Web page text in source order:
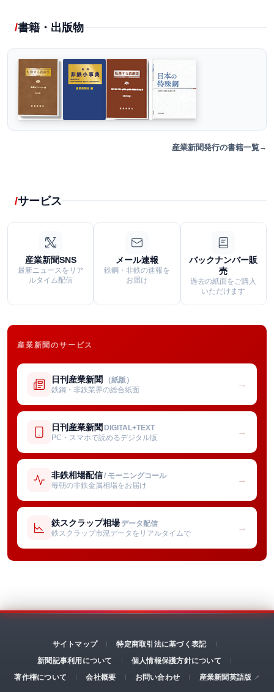
書籍・出版物
産業新聞発行の書籍一覧
サービス
産業新聞SNS
最新ニュースをリア
ルタイム配信
メール速報
鉄鋼・非鉄の速報を
お届け
バックナンバー販
売
過去の紙面をご購入
いただけます
産業新聞のサービス
日刊産業新聞 （紙版）
鉄鋼・非鉄業界の総合紙面
→
日刊産業新聞 DIGITAL+TEXT
PC・スマホで読めるデジタル版
→
非鉄相場配信/ モーニングコール
毎朝の非鉄金属相場をお届け
→
鉄スクラップ相場 データ配信
鉄スクラップ市況データをリアルタイムで
→
サイトマップ
特定商取引法に基づく表記
新聞記事利用について
個人情報保護方針について
著作権について
会社概要 お問い合わせ 産業新聞英語版